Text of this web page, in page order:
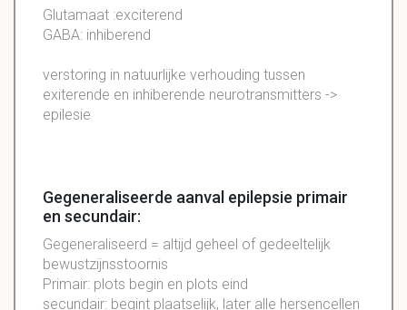
Glutamaat :exciterend
GABA: inhiberend
verstoring in natuurlijke verhouding tussen
exiterende en inhiberende neurotransmitters ->
epilesie
Gegeneraliseerde aanval epilepsie primair
en secundair:
Gegeneraliseerd = altijd geheel of gedeeltelijk
bewustzijnsstoornis
Primair: plots begin en plots eind
secundair: begint plaatselijk, later alle hersencellen